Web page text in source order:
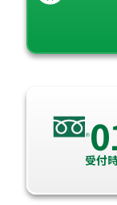
受付